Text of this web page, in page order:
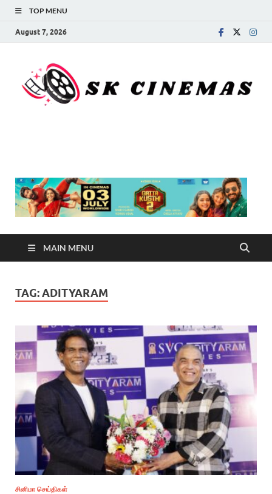
TOP MENU
August 7, 2026
MAIN MENU
TAG:ADITYARAM
சினிமா செய்திகள்